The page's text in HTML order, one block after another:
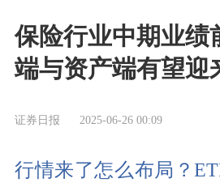
保险行业中期业绩
端与资产端有望迎
证券日报 2025-06-26 00:09
行情来了怎么布局？